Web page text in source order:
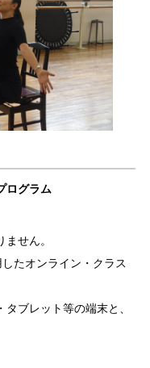
ログラム
せん。
たオンライン・クラス
ブレット等の端末と、